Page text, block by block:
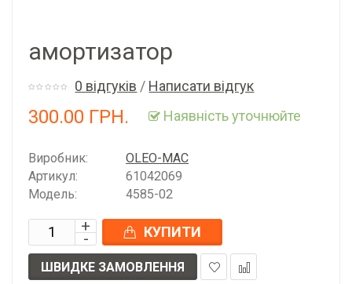
амортизатор
0 відгуків / Написати відгук
300.00 ГРН. Наявність уточнюйте
Виробник:
OLEO-MAC
Артикул:
61042069
Модель:
4585-02
КУПИТИ
ШВИДКЕ ЗАМОВЛЕННЯ